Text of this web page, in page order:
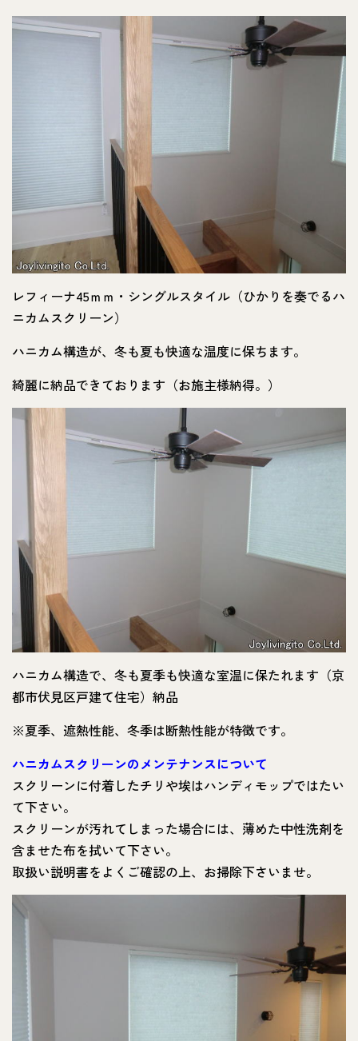
レフィーナ45ｍｍ・シングルスタイル（ひかりを奏でるハ
ニカムスクリーン）
ハニカム構造が、冬も夏も快適な温度に保ちます。
綺麗に納品できております（お施主様納得。）
ハニカム構造で、冬も夏季も快適な室温に保たれます（京
都市伏見区戸建て住宅）納品
※夏季、遮熱性能、冬季は断熱性能が特徴です。
ハニカムスクリーンのメンテナンスについて
スクリーンに付着したチリや埃はハンディモップではたい
て下さい。
スクリーンが汚れてしまった場合には、薄めた中性洗剤を
含ませた布を拭いて下さい。
取扱い説明書をよくご確認の上、お掃除下さいませ。